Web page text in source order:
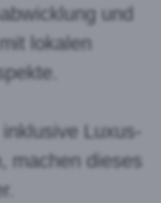
und
lokalen
Luxus-
machen dieses